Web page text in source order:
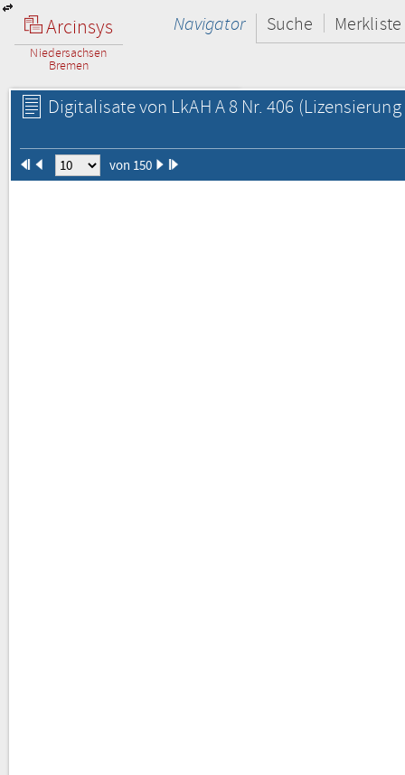
Arcinsys
Niedersachsen
Bremen
Navigator Suche Merkliste
Digitalisate von LkAH A 8 Nr. 406
von 150